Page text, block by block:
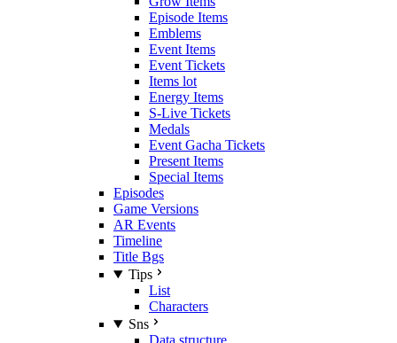
Episode Items
Emblems
Event Items
Event Tickets
Items lot
Energy Items
S-Live Tickets
Medals
Event Gacha Tickets
Present Items
Special Items
Episodes
Game Versions
AR Events
Timeline
Title Bgs
Tips
List
Characters
Sns
Data structure